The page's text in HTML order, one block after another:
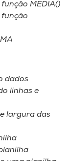
MEDIA()
função
dados
linhas e
largura das